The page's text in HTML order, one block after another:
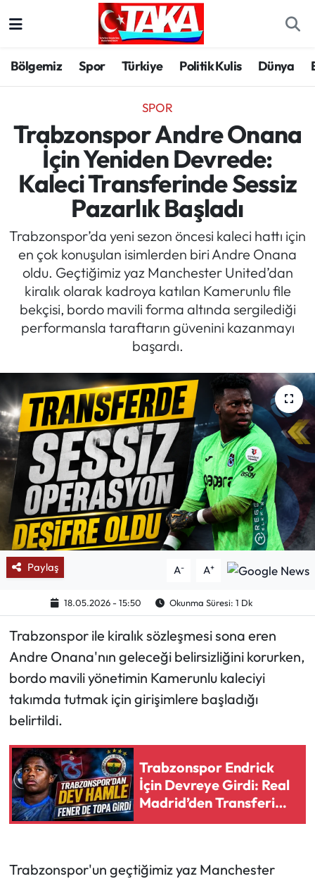
Bölgemiz Spor Türkiye Politik Kulis Dünya
SPOR
Trabzonspor Andre Onana
İçin Yeniden Devrede:
Kaleci Transferinde Sessiz
Pazarlık Başladı
Trabzonspor’da yeni sezon öncesi kaleci hattı için
en çok konuşulan isimlerden biri Andre Onana
oldu. Geçtiğimiz yaz Manchester United’dan
kiralık olarak kadroya katılan Kamerunlu file
bekçisi, bordo mavili forma altında sergilediği
performansla taraftarın güvenini kazanmayı
başardı.
Paylaş A- A+
18.05.2026 - 15:50 Okunma Süresi: 1 Dk
Trabzonspor ile kiralık sözleşmesi sona eren
Andre Onana'nın geleceği belirsizliğini korurken,
bordo mavili yönetimin Kamerunlu kaleciyi
takımda tutmak için girişimlere başladığı
belirtildi.
Trabzonspor Endrick
İçin Devreye Girdi: Real
Madrid’den Transferi
Değiştirecek Şart
Trabzonspor'un geçtiğimiz yaz Manchester
Spor
Türkiye
Kültür/Sanat
Politika
Politik Kulis
Dünya
Magazin
Röportaj
Manşet
Köşe Yazıları
Karikatür Galeri
BIK
ASTROLOJİ
Mektup Galeri
Ekonomi
Sağlık
Teknoloji
Trabzon Hava Durumu
Trabzon Trafik Yoğunluk Haritası
Süper Lig Puan Durumu ve Fikstür
Tüm Manşetler
Son Dakika Haberleri
Haber Arşivi